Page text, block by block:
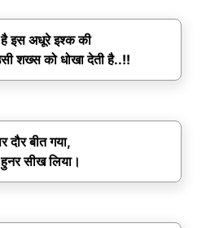
इस अधूरे इश्क की
शख्स को धोखा देती है..!!
दौर बीत गया,
सीख लिया।